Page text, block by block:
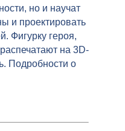
но и научат
и проектировать
Фигурку героя,
на 3D-
Подробности о